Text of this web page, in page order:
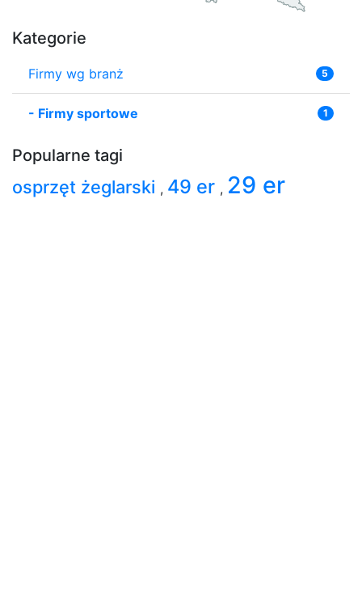
Kategorie
Firmy wg branż 5
- Firmy sportowe 1
Popularne tagi
osprzęt żeglarski , 49 er , 29 er